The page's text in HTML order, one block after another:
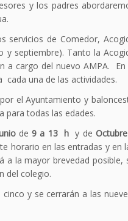
y los padres
servicios de Comedor,
septiembre). Tanto la
a cargo del nuevo AMPA. En
una de las actividades.
el Ayuntamiento y
para todas las edades.
de 9 a 13 h y de
horario en las entradas y en
a la mayor brevedad posible,
del colegio.
y se cerrarán a las